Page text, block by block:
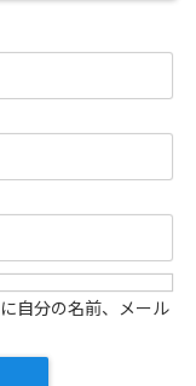
自分の名前、メール